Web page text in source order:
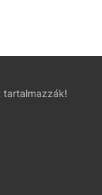
tartalmazzák!